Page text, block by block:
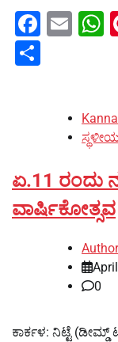
ಏ.11 ರಂದು
ವಾರ್ಷಿಕೋತ್ಸವ
Author
0
ಕಾರ್ಕಳ: ನಿಟ್ಟೆ